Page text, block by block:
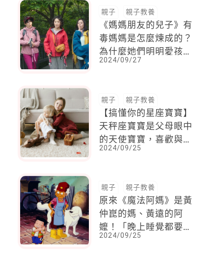
親子 親子教養
《媽媽朋友的兒子》有
毒媽媽是怎麼煉成的？
為什麼她們明明愛孩
子，卻還是讓孩子受傷
2024/09/27
親子 親子教養
【搞懂你的星座寶寶】
天秤座寶寶是父母眼中
的天使寶寶，喜歡與人
交流，成長的過程特別
2024/09/25
親子 親子教養
原來《魔法阿媽》是黃
仲崑的媽、黃遠的阿
嬤！「晚上睡覺都要捏
她耳垂」祖孫情令人動
2024/09/25